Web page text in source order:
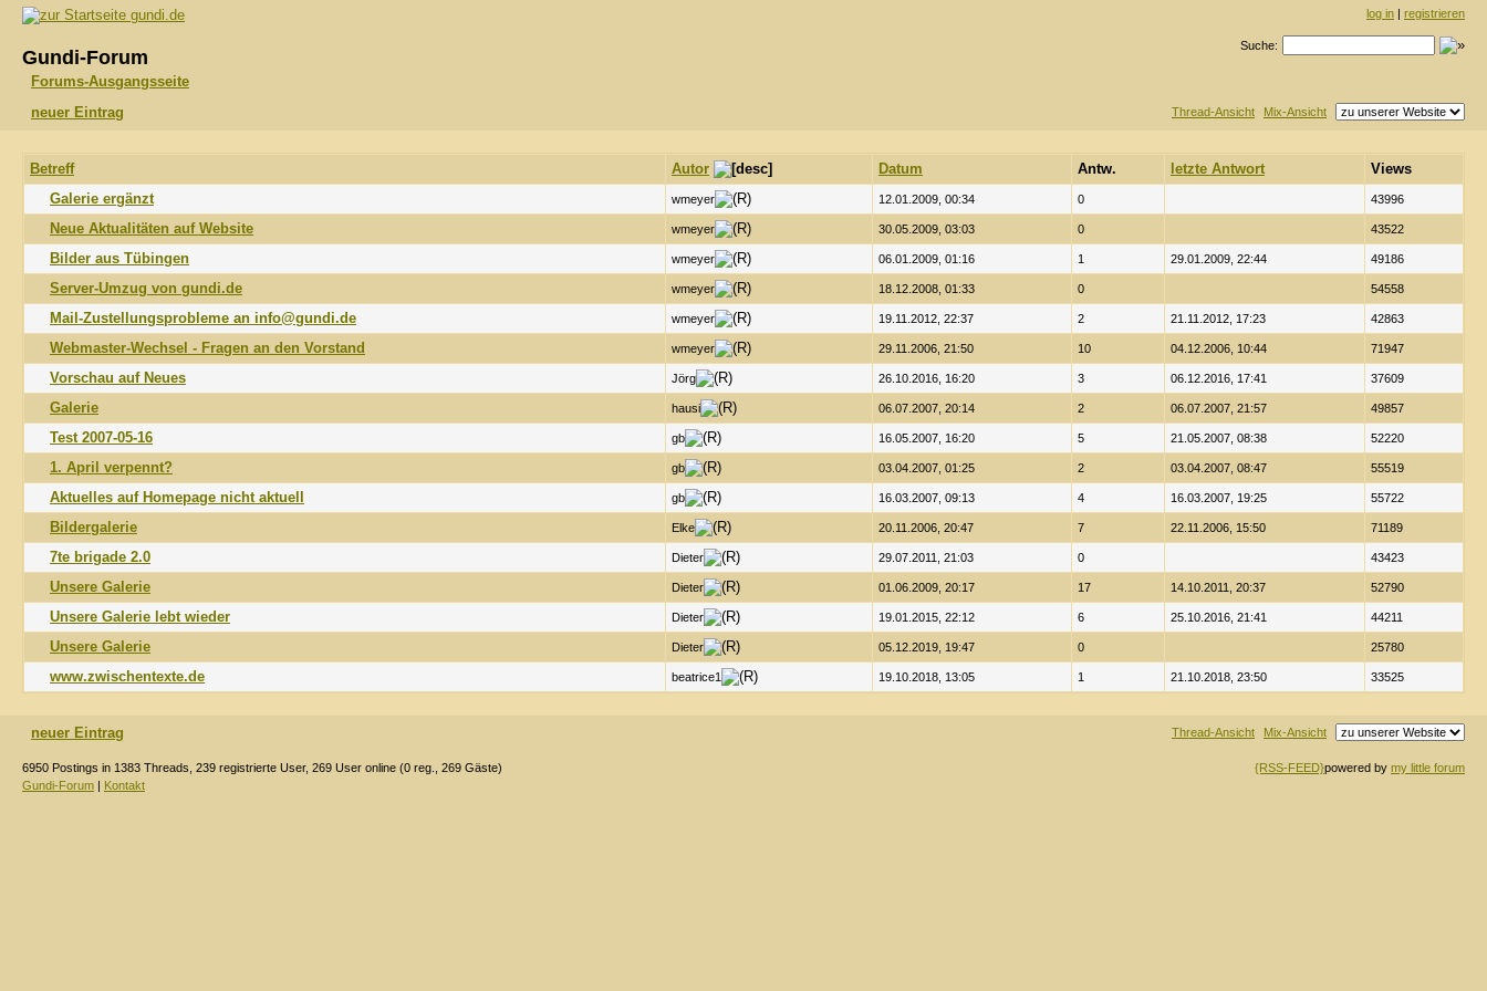
gundi.de
Gundi-Forum
Forums-Ausgangsseite
log in | registrieren
Suche:
neuer Eintrag Thread-Ansicht Mix-Ansicht
Betreff Autor Datum Antw. letzte Antwort
Views
Galerie ergänzt
wmeyer 12.01.2009, 00:34 0 43996
Neue Aktualitäten auf Website wmeyer 30.05.2009, 03:03 0 43522
Bilder aus Tübingen wmeyer 06.01.2009, 01:16 1 29.01.2009, 22:44 49186
Server-Umzug von gundi.de wmeyer 18.12.2008, 01:33 0 54558
Mail-Zustellungsprobleme an info@gundi.de wmeyer 19.11.2012, 22:37 2 21.11.2012, 17:23 42863
Webmaster-Wechsel - Fragen an den Vorstand wmeyer 29.11.2006, 21:50 10 04.12.2006, 10:44 71947
Vorschau auf Neues Jörg 26.10.2016, 16:20 3 06.12.2016, 17:41 37609
Galerie hausi 06.07.2007, 20:14 2 06.07.2007, 21:57 49857
Test 2007-05-16 gb 16.05.2007, 16:20 5 21.05.2007, 08:38 52220
1. April verpennt? gb 03.04.2007, 01:25 2 03.04.2007, 08:47 55519
Aktuelles auf Homepage nicht aktuell gb 16.03.2007, 09:13 4 16.03.2007, 19:25 55722
Bildergalerie Elke 20.11.2006, 20:47 7 22.11.2006, 15:50 71189
7te brigade 2.0 Dieter 29.07.2011, 21:03 0 43423
Unsere Galerie Dieter 01.06.2009, 20:17 17 14.10.2011, 20:37 52790
Unsere Galerie lebt wieder Dieter 19.01.2015, 22:12 6 25.10.2016, 21:41 44211
Unsere Galerie Dieter 05.12.2019, 19:47 0 25780
www.zwischentexte.de beatrice1 19.10.2018, 13:05 1 21.10.2018, 23:50 33525
neuer Eintrag Thread-Ansicht Mix-Ansicht
6950 Postings in 1383 Threads, 239 registrierte User, 269 User online (0 reg., 269 Gäste)
Gundi-Forum | Kontakt
{RSS-FEED}powered by my little forum